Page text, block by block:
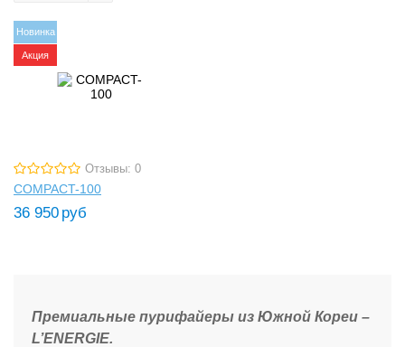
Новинка
Акция
Отзывы: 0
COMPACT-100
36 950 руб
Премиальные пурифайеры из Южной Кореи –
L’ENERGIE.